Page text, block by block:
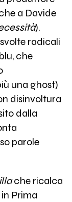
a Davide
).
radicali
che
una ghost)
disinvoltura
dalla
parole
che ricalca
Prima